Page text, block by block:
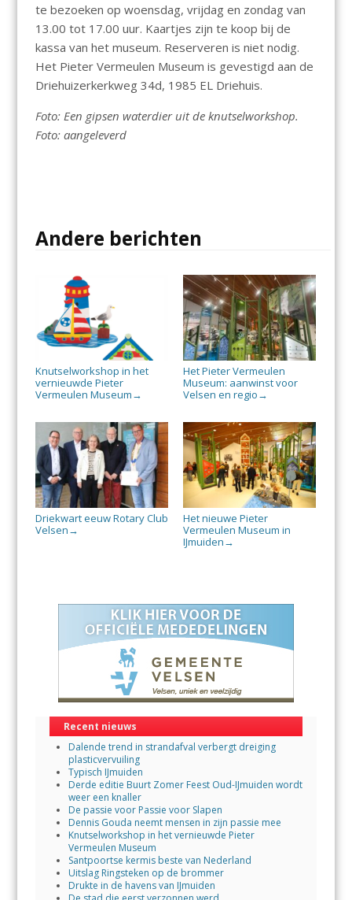
te bezoeken op woensdag, vrijdag en zondag van
13.00 tot 17.00 uur. Kaartjes zijn te koop bij de
kassa van het museum. Reserveren is niet nodig.
Het Pieter Vermeulen Museum is gevestigd aan de
Driehuizerkerkweg 34d, 1985 EL Driehuis.
Foto: Een gipsen waterdier uit de knutselworkshop.
Foto: aangeleverd
Andere berichten
Knutselworkshop in het
vernieuwde Pieter
Vermeulen Museum →
Het Pieter Vermeulen
Museum: aanwinst voor
Velsen en regio →
Driekwart eeuw Rotary Club
Velsen →
Het nieuwe Pieter
Vermeulen Museum in
IJmuiden →
Recent nieuws
Dalende trend in strandafval verbergt dreiging
plasticvervuiling
Typisch IJmuiden
Derde editie Buurt Zomer Feest Oud-IJmuiden wordt
weer een knaller
De passie voor Passie voor Slapen
Dennis Gouda neemt mensen in zijn passie mee
Knutselworkshop in het vernieuwde Pieter
Vermeulen Museum
Santpoortse kermis beste van Nederland
Uitslag Ringsteken op de brommer
Drukte in de havens van IJmuiden